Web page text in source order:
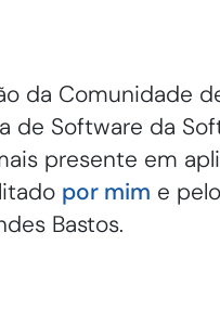
da Comunidade
de Software da
presente em
por mim e
Bastos.